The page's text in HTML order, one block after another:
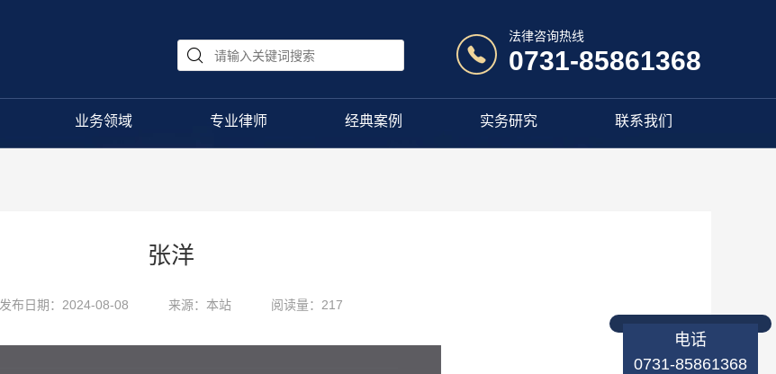
业务领域 专业律师 经典案例 实务研究 联系我们
0731-85861368
法律咨询热线
张洋
发布日期：2024-08-08 来源：本站 阅读量：217
电话
0731-85861368